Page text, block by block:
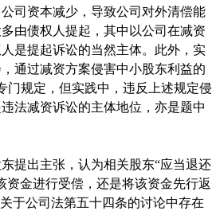
司资本减少，导致公司对外清偿能
由债权人提起，其中以公司在减资
是提起诉讼的当然主体。此外，实
通过减资方案侵害中小股东利益的
门规定，但实践中，违反上述规定侵
法减资诉讼的主体地位，亦是题中
提出主张，认为相关股东“应当退还
金进行受偿，还是将该资金先行返
于公司法第五十四条的讨论中存在